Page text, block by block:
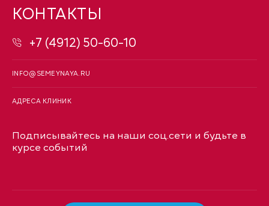
КОНТАКТЫ
+7 (4912) 50-60-10
INFO@SEMEYNAYA.RU
АДРЕСА КЛИНИК
Подписывайтесь на наши соц.сети и будьте в
курсе событий